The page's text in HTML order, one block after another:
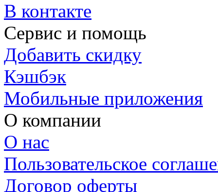
В контакте
Сервис и помощь
Добавить скидку
Кэшбэк
Мобильные приложения
О компании
О нас
Пользовательское
Договор оферты